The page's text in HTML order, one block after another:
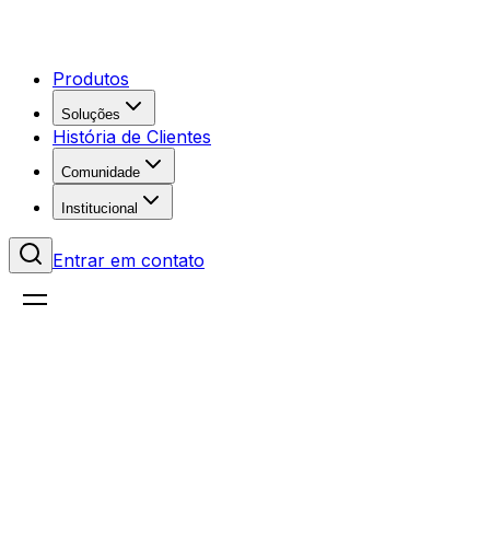
Produtos
Soluções
História de Clientes
Comunidade
Institucional
Entrar em contato